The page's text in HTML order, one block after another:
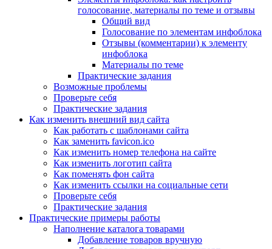
голосование, материалы по теме и отзывы
Общий вид
Голосование по элементам инфоблока
Отзывы (комментарии) к элементу
инфоблока
Материалы по теме
Практические задания
Возможные проблемы
Проверьте себя
Практические задания
Как изменить внешний вид сайта
Как работать с шаблонами сайта
Как заменить favicon.ico
Как изменить номер телефона на сайте
Как изменить логотип сайта
Как поменять фон сайта
Как изменить ссылки на социальные сети
Проверьте себя
Практические задания
Практические примеры работы
Наполнение каталога товарами
Добавление товаров вручную